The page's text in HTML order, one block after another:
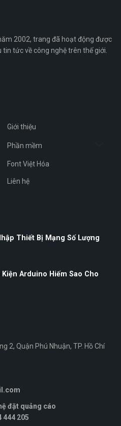
2002, trang đã hoạt động được
tức về công nghệ trên thế giới.
Giới thiệu
Phần mềm
Font Việt Hóa
Liên hệ
Thiết Bị Mạng Số Lượng
Arduino Hiếm Sao Cho
2, Quận Phú Nhuận, TP. Hồ Chí
đặt quảng cáo
444 205